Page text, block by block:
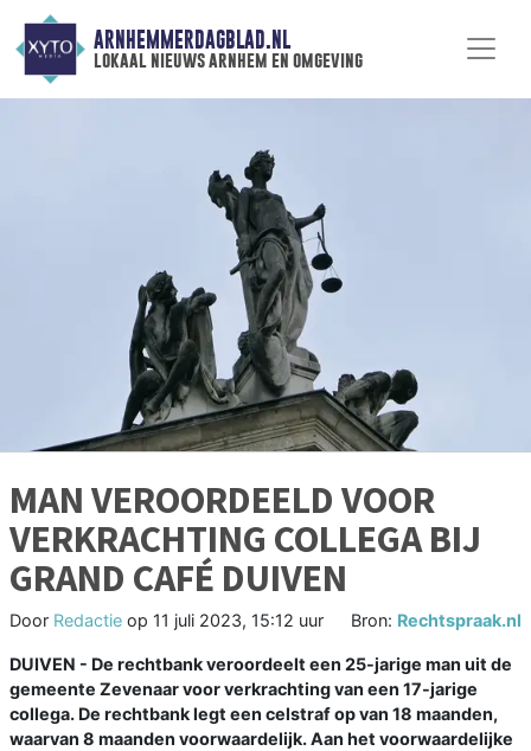
ARNHEMMERDAGBLAD.NL
lokaal nieuws arnhem en omgeving
MAN VEROORDEELD VOOR
VERKRACHTING COLLEGA BIJ
GRAND CAFÉ DUIVEN
Door Redactie op 11 juli 2023, 15:12 uur Bron: Rechtspraak.nl
DUIVEN - De rechtbank veroordeelt een 25-jarige man uit de
gemeente Zevenaar voor verkrachting van een 17-jarige
collega. De rechtbank legt een celstraf op van 18 maanden,
waarvan 8 maanden voorwaardelijk. Aan het voorwaardelijke